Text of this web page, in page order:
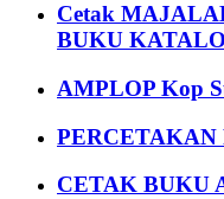
Cetak
BUKU
AMPLOP Kop
PERCETAKAN
CETAK BUKU